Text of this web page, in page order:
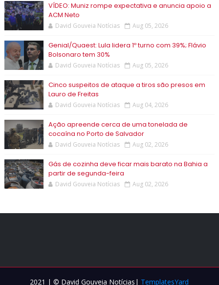
VÍDEO: Muniz rompe expectativa e anuncia apoio a
ACM Neto
David Gouveia Notícias Aug 05, 2026
Genial/Quaest: Lula lidera 1º turno com 39%; Flávio
Bolsonaro tem 30%
David Gouveia Notícias Aug 05, 2026
Cinco suspeitos de ataque a tiros são presos em
Lauro de Freitas
David Gouveia Notícias Aug 04, 2026
Ação apreende cerca de uma tonelada de
cocaína no Porto de Salvador
David Gouveia Notícias Aug 02, 2026
Gás de cozinha deve ficar mais barato na Bahia a
partir de segunda-feira
David Gouveia Notícias Aug 02, 2026
2021 | © David Gouveia Notícias| TemplatesYard